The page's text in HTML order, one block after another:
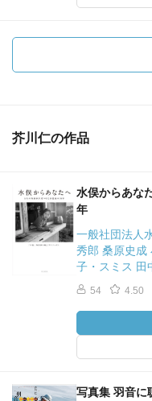
芥川仁の作品
水俣からあな
年
一般社団法人
秀郎 桑原史成
子・スミス 田
54 4.50
写真集 羽音に